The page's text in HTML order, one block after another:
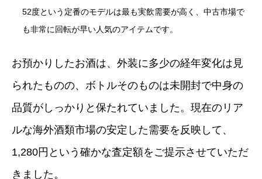
52度という定番のモデルは最も実飲需要が高く、中古市場で
も非常に回転が早い人気のアイテムです。
お預かりしたお酒は、外装に多少の経年変化は見
られたものの、ボトルそのものは未開封で中身の
品質がしっかりと保たれていました。現在のリア
ルな海外酒類市場の安定した需要を反映して、
1,280円という確かな査定額をご提示させていただ
きました。